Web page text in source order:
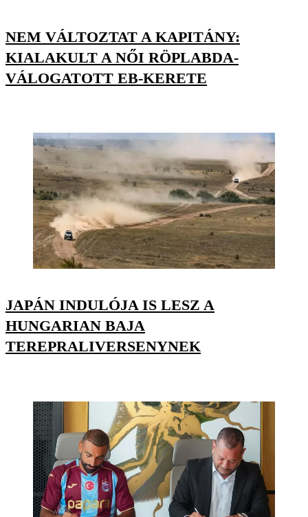
NEM VÁLTOZTAT A KAPITÁNY:
KIALAKULT A NŐI RÖPLABDA-
VÁLOGATOTT EB-KERETE
JAPÁN INDULÓJA IS LESZ A
HUNGARIAN BAJA
TEREPRALIVERSENYNEK